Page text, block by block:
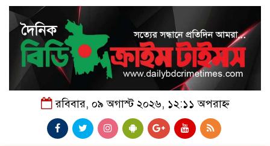
রবিবার, ০৯ অগাস্ট ২০২৬, ১২:১১ অপরাহ্ন